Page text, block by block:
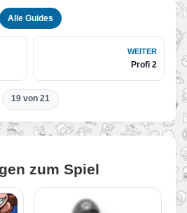
Alle Guides
WEITER
Profi 2
19 von 21
zum Spiel